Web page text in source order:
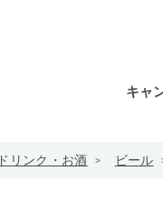
キャ
ドリンク・お酒 ビール